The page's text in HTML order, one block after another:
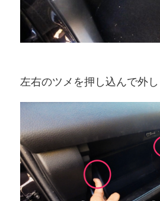
左右のツメを押し込んで外し